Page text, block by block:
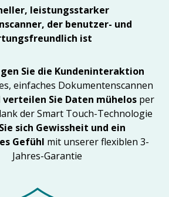
leistungsstarker
der benutzer- und
ist
Sie die Kundeninteraktion
einfaches Dokumentenscannen
verteilen Sie Daten mühelosper
der Smart Touch-Technologie
sich Gewissheit und ein
Gefühl mit unserer flexiblen 3-
Jahres-Garantie